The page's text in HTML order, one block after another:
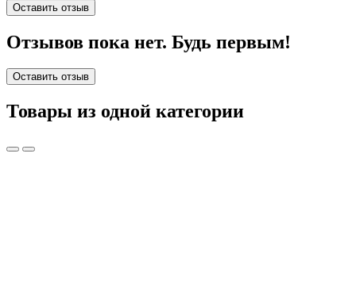
Оставить отзыв
Отзывов пока нет. Будь первым!
Оставить отзыв
Товары из одной категории